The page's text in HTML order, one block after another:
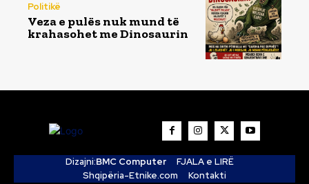
Politikë
Veza e pulës nuk mund të
krahasohet me Dinosaurin
Dizajni:BMC Computer
FJALA e LIRË
Shqipëria-Etnike.com
Kontakti